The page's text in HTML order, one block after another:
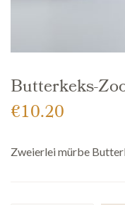
Butterkeks-
€10.20
Zweierlei mürbe